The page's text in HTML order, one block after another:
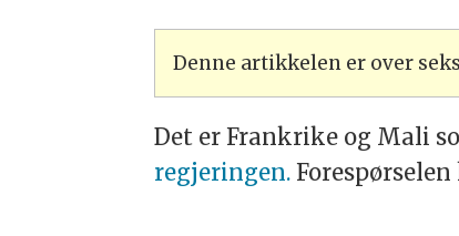
Denne artikkelen er over
​Det er Frankrike og Mali
regjeringen. Forespørselen